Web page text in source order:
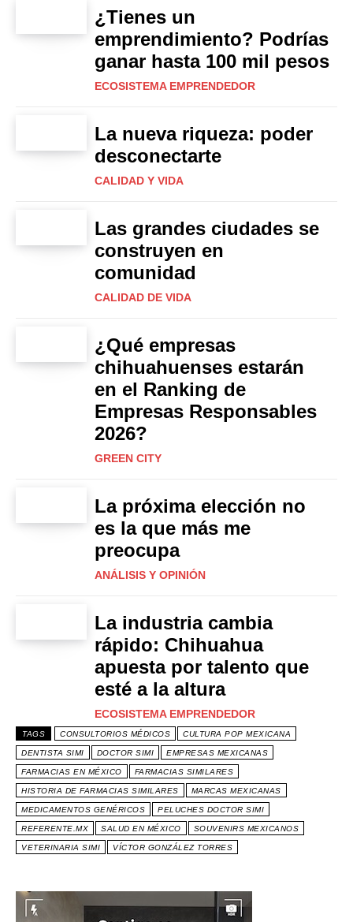
¿Tienes un
emprendimiento? Podrías
ganar hasta 100 mil pesos
ECOSISTEMA EMPRENDEDOR
La nueva riqueza: poder
desconectarte
CALIDAD Y VIDA
Las grandes ciudades se
construyen en
comunidad
CALIDAD DE VIDA
¿Qué empresas
chihuahuenses estarán
en el Ranking de
Empresas Responsables
2026?
GREEN CITY
La próxima elección no
es la que más me
preocupa
ANÁLISIS Y OPINIÓN
La industria cambia
rápido: Chihuahua
apuesta por talento que
esté a la altura
ECOSISTEMA EMPRENDEDOR
TAGS CONSULTORIOS MÉDICOS CULTURA POP MEXICANA
DENTISTA SIMI DOCTOR SIMI EMPRESAS MEXICANAS
FARMACIAS EN MÉXICO FARMACIAS SIMILARES
HISTORIA DE FARMACIAS SIMILARES MARCAS MEXICANAS
MEDICAMENTOS GENÉRICOS PELUCHES DOCTOR SIMI
REFERENTE.MX SALUD EN MÉXICO SOUVENIRS MEXICANOS
VETERINARIA SIMI VÍCTOR GONZÁLEZ TORRES